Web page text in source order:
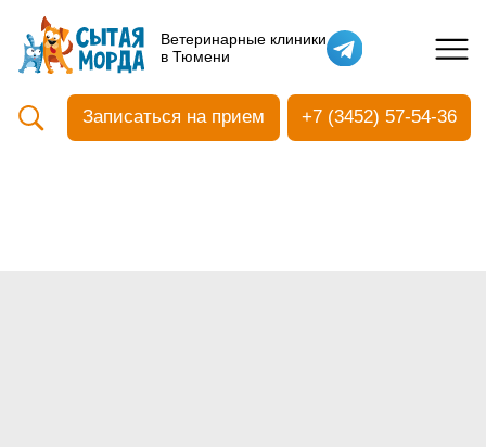
Ветеринарные клиники
в Тюмени
Кастрация собак
Вакцинация
Ультразвуковая чистка зубов
Общий анализ крови